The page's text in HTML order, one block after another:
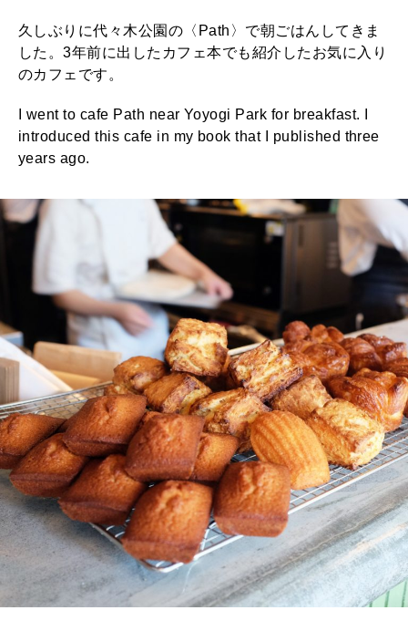
久しぶりに代々木公園の〈Path〉で朝ごはんしてきま
した。3年前に出したカフェ本でも紹介したお気に入り
のカフェです。
I went to cafe Path near Yoyogi Park for breakfast. I
introduced this cafe in my book that I published three
years ago.